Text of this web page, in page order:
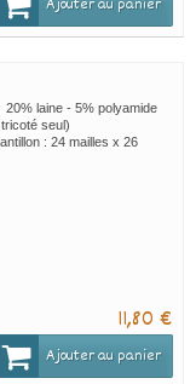
laine - 5% polyamide
seul)
: 24 mailles x 26
11,80 €
Ajouter au panier